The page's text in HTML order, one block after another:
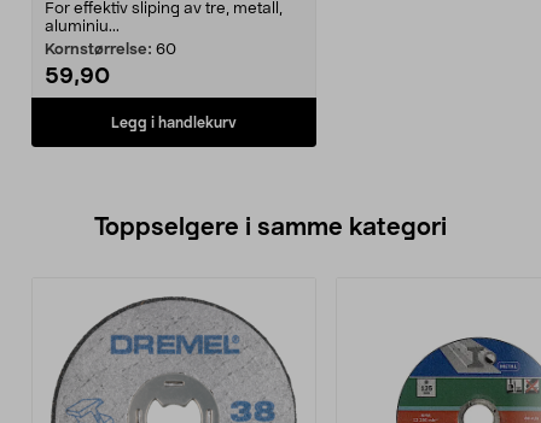
For effektiv sliping av tre, metall,
aluminiu...
Kornstørrelse: 60
59,90
Legg i handlekurv
Toppselgere i samme kategori